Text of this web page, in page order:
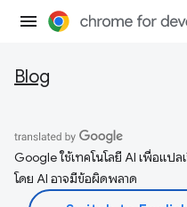
Blog
Google ใช้เทคโนโลยี AI เพื่อแป
โดย AI อาจมีข้อผิดพลาด